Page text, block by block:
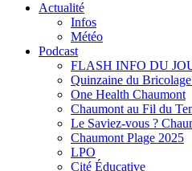
Actualité
Infos
Météo
Podcast
FLASH INFO DU
Quinzaine du
One Health Chaumont
Chaumont au Fil du
Le Saviez-vous ?
Chaumont Plage 2025
LPO
Cité Éducative